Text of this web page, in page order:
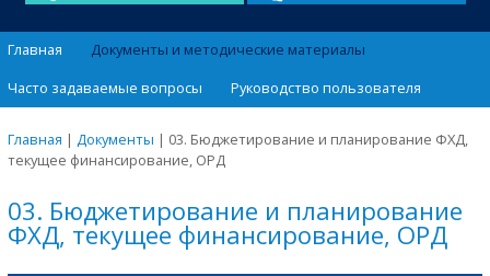
Главная
Документы и методические материалы
Часто задаваемые вопросы
Руководство пользователя
Главная | Документы | 03. Бюджетирование и планирование ФХД,
текущее финансирование, ОРД
03. Бюджетирование и планирование
ФХД, текущее финансирование, ОРД